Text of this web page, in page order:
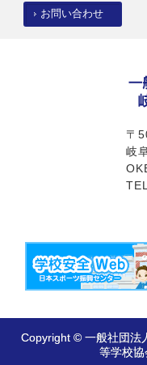
お問い合わせ
〒
岐
Copyright © 一般社団法
等学校協